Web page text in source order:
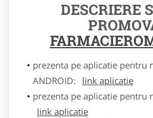
DESCRIERE
prezenta pe aplicatie pentru
ANDROID:
link aplicatie
prezenta pe aplicatie pentru
link aplicatie